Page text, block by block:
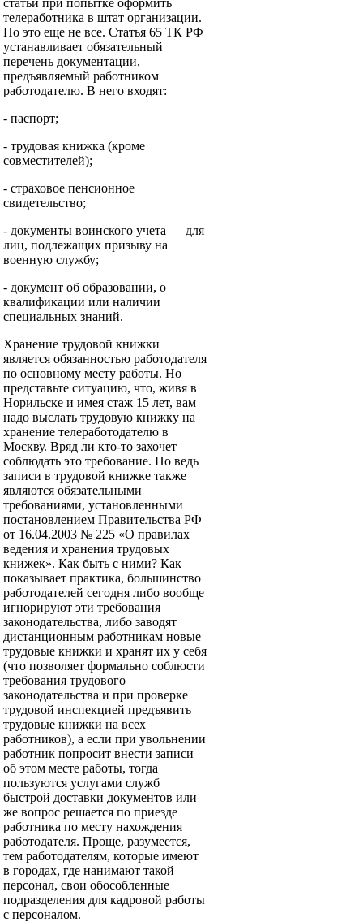
статьи при попытке оформить
телеработника в штат организации.
Но это еще не все. Статья 65 ТК РФ
устанавливает обязательный
перечень документации,
предъявляемый работником
работодателю. В него входят:
- паспорт;
- трудовая книжка (кроме
совместителей);
- страховое пенсионное
свидетельство;
- документы воинского учета — для
лиц, подлежащих призыву на
военную службу;
- документ об образовании, о
квалификации или наличии
специальных знаний.
Хранение трудовой книжки
является обязанностью работодателя
по основному месту работы. Но
представьте ситуацию, что, живя в
Норильске и имея стаж 15 лет, вам
надо выслать трудовую книжку на
хранение телеработодателю в
Москву. Вряд ли кто-то захочет
соблюдать это требование. Но ведь
записи в трудовой книжке также
являются обязательными
требованиями, установленными
постановлением Правительства РФ
от 16.04.2003 № 225 «О правилах
ведения и хранения трудовых
книжек». Как быть с ними? Как
показывает практика, большинство
работодателей сегодня либо вообще
игнорируют эти требования
законодательства, либо заводят
дистанционным работникам новые
трудовые книжки и хранят их у себя
(что позволяет формально соблюсти
требования трудового
законодательства и при проверке
трудовой инспекцией предъявить
трудовые книжки на всех
работников), а если при увольнении
работник попросит внести записи
об этом месте работы, тогда
пользуются услугами служб
быстрой доставки документов или
же вопрос решается по приезде
работника по месту нахождения
работодателя. Проще, разумеется,
тем работодателям, которые имеют
в городах, где нанимают такой
персонал, свои обособленные
подразделения для кадровой работы
с персоналом.